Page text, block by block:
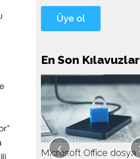
En Son Kılavuzlar
Microsoft Office dosya